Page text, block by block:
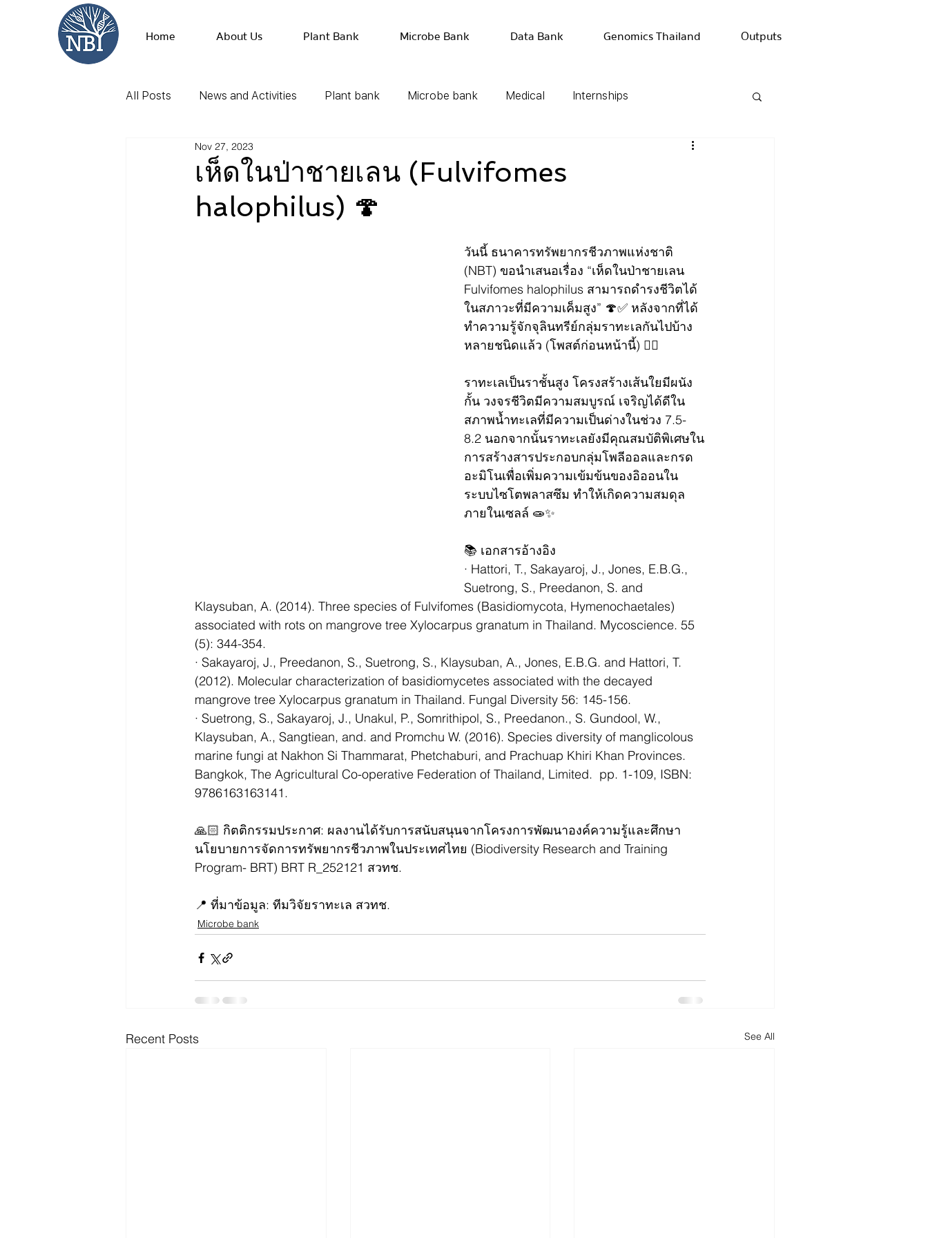
Home About Us Plant Bank Microbe Bank Data Bank Genomics Thailand Outputs
All Posts News and Activities Plant bank Microbe bank Medical Internships
เห็ดในป่าชายเลน (Fulvifomes
halophilus) 🍄
Nov 27, 2023
วันนี้ ธนาคารทรัพยากรชีวภาพแห่งชาติ
(NBT) ขอนำเสนอเรื่อง “เห็ดในป่าชายเลน
Fulvifomes halophilus สามารถดำรงชีวิตได้
ในสภาวะที่มีความเค็มสูง” 🍄✅ หลังจากที่ได้
ทำความรู้จักจุลินทรีย์กลุ่มราทะเลกันไปบ้าง
หลายชนิดแล้ว (โพสต์ก่อนหน้านี้) 👇🏻
ราทะเลเป็นราชั้นสูง โครงสร้างเส้นใยมีผนัง
กั้น วงจรชีวิตมีความสมบูรณ์ เจริญได้ดีใน
สภาพน้ำทะเลที่มีความเป็นด่างในช่วง 7.5-
8.2 นอกจากนั้นราทะเลยังมีคุณสมบัติพิเศษใน
การสร้างสารประกอบกลุ่มโพลีออลและกรด
อะมิโนเพื่อเพิ่มความเข้มข้นของอิออนใน
ระบบไซโตพลาสซึม ทำให้เกิดความสมดุล
ภายในเซลล์ 🧫✨
📚 เอกสารอ้างอิง
· Hattori, T., Sakayaroj, J., Jones, E.B.G.,
Suetrong, S., Preedanon, S. and
Klaysuban, A. (2014). Three species of Fulvifomes (Basidiomycota, Hymenochaetales)
associated with rots on mangrove tree Xylocarpus granatum in Thailand. Mycoscience. 55
(5): 344-354.
· Sakayaroj, J., Preedanon, S., Suetrong, S., Klaysuban, A., Jones, E.B.G. and Hattori, T.
(2012). Molecular characterization of basidiomycetes associated with the decayed
mangrove tree Xylocarpus granatum in Thailand. Fungal Diversity 56: 145-156.
· Suetrong, S., Sakayaroj, J., Unakul, P., Somrithipol, S., Preedanon., S. Gundool, W.,
Klaysuban, A., Sangtiean, and. and Promchu W. (2016). Species diversity of manglicolous
marine fungi at Nakhon Si Thammarat, Phetchaburi, and Prachuap Khiri Khan Provinces.
Bangkok, The Agricultural Co-operative Federation of Thailand, Limited.  pp. 1-109, ISBN:
9786163163141.
🙏🏻 กิตติกรรมประกาศ: ผลงานได้รับการสนับสนุนจากโครงการพัฒนาองค์ความรู้และศึกษา
นโยบายการจัดการทรัพยากรชีวภาพในประเทศไทย (Biodiversity Research and Training
Program- BRT) BRT R_252121 สวทช.
📍 ที่มาข้อมูล: ทีมวิจัยราทะเล สวทช.
Microbe bank
Recent Posts See All